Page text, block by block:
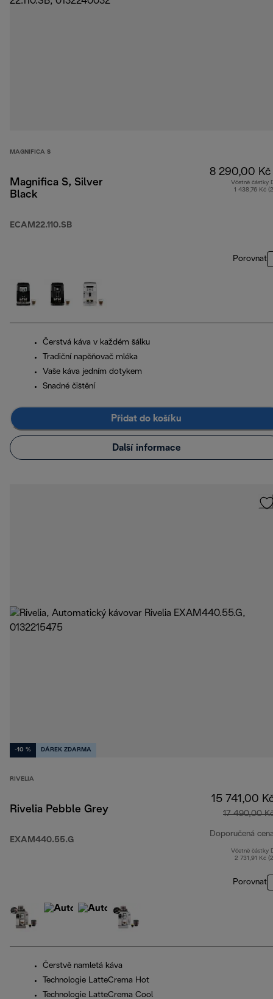
MAGNIFICA S
Magnifica S, Silver
Black
ECAM22.110.SB
8 290,00 Kč
Včetně částky
1 438,76 Kč
Porovnat
Čerstvá káva v každém šálku
Tradiční napěňovač mléka
Vaše káva jedním dotykem
Snadné čištění
Přidat do košíku
Další informace
-10 % DÁREK ZDARMA
RIVELIA
Rivelia Pebble Grey
EXAM440.55.G
15 741,00
17 490,00
Doporučená
Včetně částky
2 731,91 Kč
Porovnat
Čerstvě namletá káva
Technologie LatteCrema Hot
Technologie LatteCrema Cool